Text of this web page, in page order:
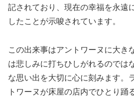
記されており、現在の幸福を永遠
したことが示唆されています。
この出来事はアントワーヌに大き
は悲しみに打ちひしがれるのでは
な思い出を大切に心に刻みます。
トワーヌが床屋の店内でひとり踊